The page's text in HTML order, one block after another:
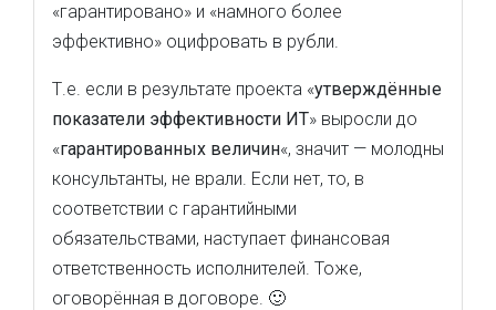
«гарантировано» и «намного более
эффективно» оцифровать в рубли.
Т.е. если в результате проекта «утверждённые
показатели эффективности ИТ» выросли до
«гарантированных величин«, значит — молодны
консультанты, не врали. Если нет, то, в
соответствии с гарантийными
обязательствами, наступает финансовая
ответственность исполнителей. Тоже,
оговорённая в договоре. 🙂